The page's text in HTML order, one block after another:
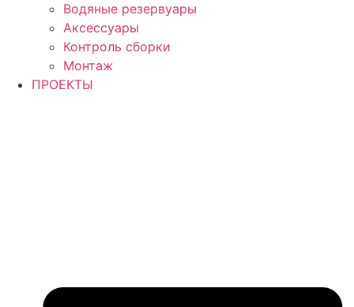
Водяные резервуары
Аксессуары
Контроль сборки
Монтаж
ПРОЕКТЫ